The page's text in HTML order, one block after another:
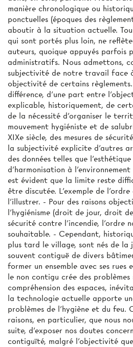
manière chronologique ou
ponctuelles (époques des
aboutir à la situation actuelle.
qui sont portés plus loin, ne
auteurs, quoique appuyés parfois
administratifs. Nous admettons,
subjectivité de notre travail face
objectivité de certains
différence, d'une part entre
explicable, historiquement, de
de la nécessité d'organiser le
mouvement hygiéniste et de
XIXe siècle, des mesures de
la subjectivité explicite d'autres
des données telles que
d'harmonisation à
est évident que la limite reste
être discutée. L'exemple de
l'illustrer. - Pour des raisons
l'hygiénisme (droit de jour, droit
sécurité contre l'incendie, l'ordre
souhaitable. - Cependant,
plus tard le village, sont nés de la
souvent contiguë de divers
former un ensemble avec ses rues
le non contigu crée des
compréhension des espaces,
la technologie actuelle apporte
problèmes de l'hygiène et du feu.
raisons, en particulier, que nous
suite, d’exposer nos doutes
contiguïté, malgré l'objectivité que